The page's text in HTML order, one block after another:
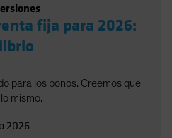
fija para 2026:
para los bonos. Creemos que
mismo.
2026